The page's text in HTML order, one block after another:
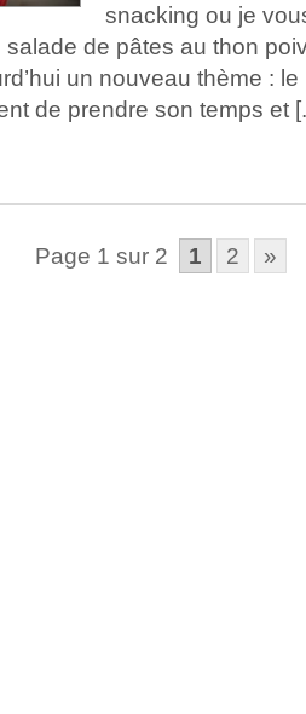
snacking ou je
salade de pâtes au thon
un nouveau thème :
de prendre son temps et
Page 1 sur 2 1 2 »